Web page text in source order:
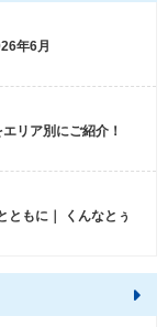
年6月
リア別にご紹介！
ともに｜ くんなとぅ